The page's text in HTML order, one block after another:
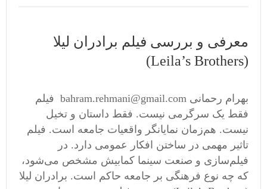
معرفی و بررسی فیلم برادران لیلا
(Leila’s Brothers)
بهرام رحمانی bahram.rehmani@gmail.com فیلم
فقط یک سرگرمی نیست. فقط داستان و تخیل
نیست. هم‌زمان نمایانگر واقعیات جامعه است. فیلم
تاثیر مهمی در ساختن افکار عمومی دارد. در
فیلم‌سازی و صنعت سینما کمابیش مشخص می‌شود،
که چه نوع فرهنگی بر جامعه حاکم است. برادران لیلا